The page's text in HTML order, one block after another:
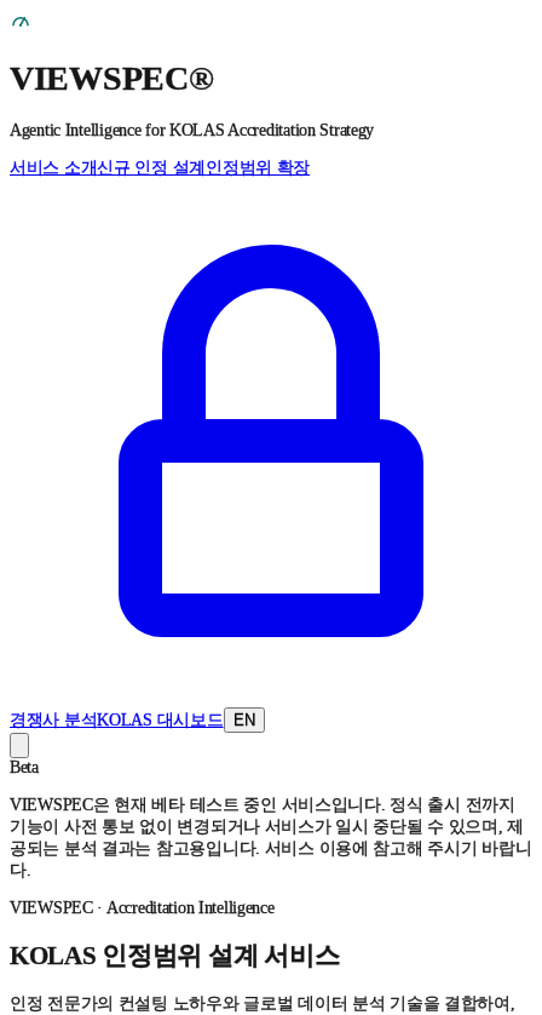
VIEWSPEC®
Agentic Intelligence for KOLAS Accreditation Strategy
서비스 소개신규 인정 설계 인정범위 확장
경쟁사 분석KOLAS 대시보드 EN
Beta
VIEWSPEC은 현재 베타 테스트 중인 서비스입니다. 정식 출시 전까지
기능이 사전 통보 없이 변경되거나 서비스가 일시 중단될 수 있으며, 제
공되는 분석 결과는 참고용입니다. 서비스 이용에 참고해 주시기 바랍니
다.
VIEWSPEC · Accreditation Intelligence
KOLAS 인정범위 설계 서비스
인정 전문가의 컨설팅 노하우와 글로벌 데이터 분석 기술을 결합하여,